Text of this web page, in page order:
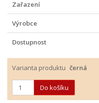
Zařazení
Výrobce
Dostupnost
Varianta produktu černá